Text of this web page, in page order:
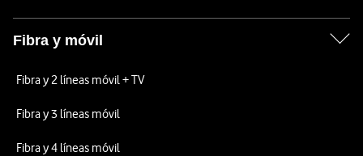
Fibra y móvil
Fibra y 2 líneas móvil + TV
Fibra y 3 líneas móvil
Fibra y 4 líneas móvil